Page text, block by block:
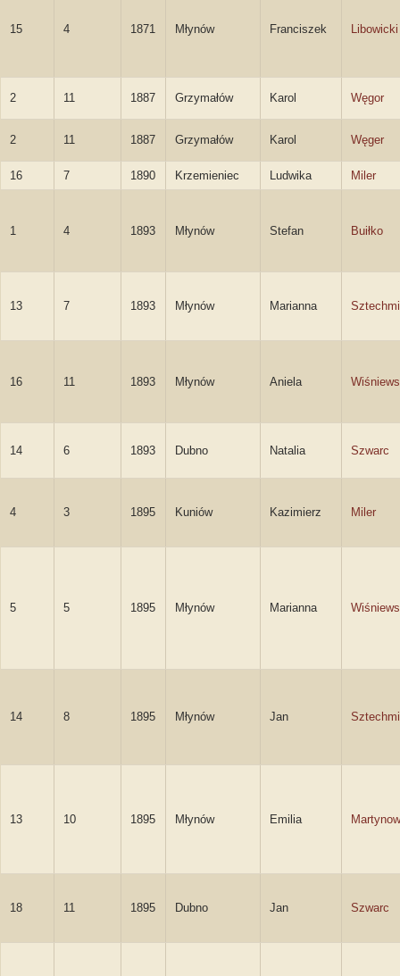
15 4 1871 Młynów Franciszek Libowicki
2 11 1887 Grzymałów Karol Węgor
2 11 1887 Grzymałów Karol Węger
16 7 1890 Krzemieniec Ludwika Miler
1 4 1893 Młynów Stefan Buiłko
13 7 1893 Młynów Marianna
16 11 1893 Młynów Aniela
14 6 1893 Dubno Natalia Szwarc
4 3 1895 Kuniów Kazimierz Miler
5 5 1895 Młynów Marianna
14 8 1895 Młynów Jan
13 10 1895 Młynów Emilia
18 11 1895 Dubno Jan Szwarc